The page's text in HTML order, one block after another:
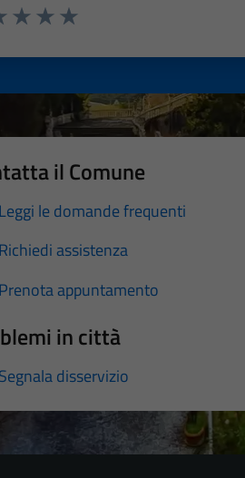
il Comune
Leggi le domande frequenti
Richiedi assistenza
Prenota appuntamento
in città
Segnala disservizio